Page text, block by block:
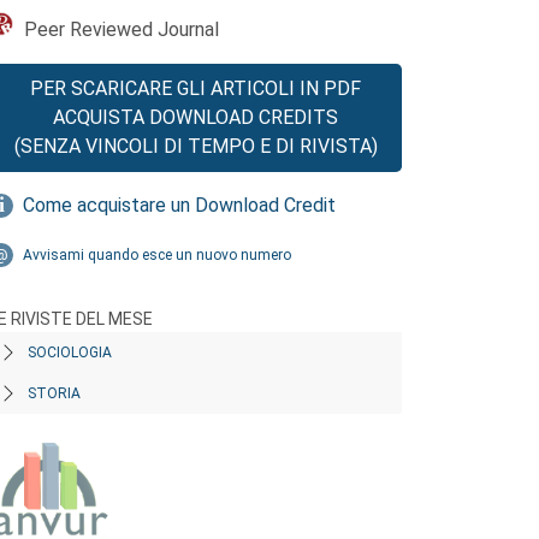
Peer Reviewed Journal
PER SCARICARE GLI ARTICOLI IN PDF
ACQUISTA DOWNLOAD CREDITS
(SENZA VINCOLI DI TEMPO E DI RIVISTA)
Come acquistare un Download Credit
Avvisami quando esce un nuovo numero
RIVISTE DEL MESE
SOCIOLOGIA
STORIA